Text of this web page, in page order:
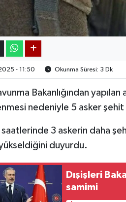
- 11:50 Okunma Süresi: 3 Dk
Bakanlığından yapılan
nedeniyle 5 asker
3 askerin daha
duyurdu.
Dışişleri
samimi